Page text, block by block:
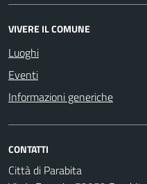
VIVERE IL COMUNE
Luoghi
Eventi
Informazioni generiche
CONTATTI
Città di Parabita